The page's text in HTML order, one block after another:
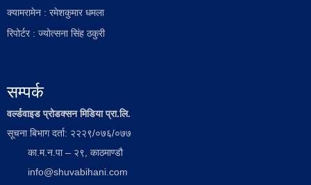
क्यामरामेन : रमेशकुमार धमला
रिपोर्टर : ज्योत्सना सिंह ठकुरी
सम्पर्क
वर्ल्डवाइड प्रोडक्सन मिडिया प्रा.लि.
सूचना बिभाग दर्ता: २२२९/०७६/०७७
का.म.न.पा – २९, काठमाण्डौ
info@shuvabihani.com